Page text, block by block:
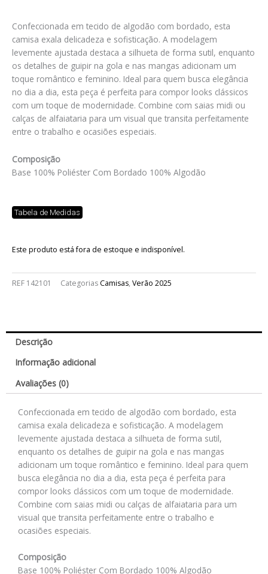
Confeccionada em tecido de algodão com bordado, esta
camisa exala delicadeza e sofisticação. A modelagem
levemente ajustada destaca a silhueta de forma sutil, enquanto
os detalhes de guipir na gola e nas mangas adicionam um
toque romântico e feminino. Ideal para quem busca elegância
no dia a dia, esta peça é perfeita para compor looks clássicos
com um toque de modernidade. Combine com saias midi ou
calças de alfaiataria para um visual que transita perfeitamente
entre o trabalho e ocasiões especiais.
Composição
Base 100% Poliéster Com Bordado 100% Algodão
Tabela de Medidas
Este produto está fora de estoque e indisponível.
REF 142101 Categorias Camisas, Verão 2025
Descrição
Informação adicional
Avaliações (0)
Confeccionada em tecido de algodão com bordado, esta
camisa exala delicadeza e sofisticação. A modelagem
levemente ajustada destaca a silhueta de forma sutil,
enquanto os detalhes de guipir na gola e nas mangas
adicionam um toque romântico e feminino. Ideal para quem
busca elegância no dia a dia, esta peça é perfeita para
compor looks clássicos com um toque de modernidade.
Combine com saias midi ou calças de alfaiataria para um
visual que transita perfeitamente entre o trabalho e
ocasiões especiais.
Composição
Base 100% Poliéster Com Bordado 100% Algodão